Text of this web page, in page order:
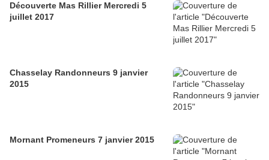
Découverte Mas Rillier Mercredi 5
juillet 2017
Chasselay Randonneurs 9 janvier
2015
Mornant Promeneurs 7 janvier 2015